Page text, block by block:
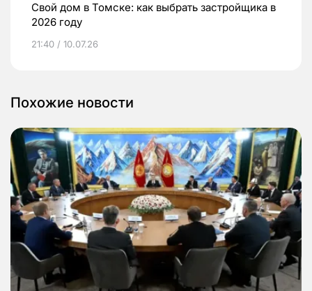
Свой дом в Томске: как выбрать застройщика в
2026 году
21:40 / 10.07.26
Похожие новости